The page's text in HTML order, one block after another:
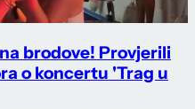
brodove! Provjerili
o koncertu 'Trag u